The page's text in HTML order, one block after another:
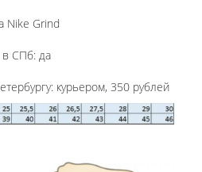
Nike Grind
в СПб: да
курьером, 350 рублей